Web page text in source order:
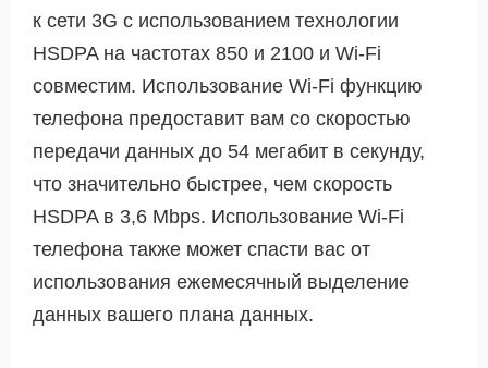
к сети 3G с использованием технологии
HSDPA на частотах 850 и 2100 и Wi-Fi
совместим. Использование Wi-Fi функцию
телефона предоставит вам со скоростью
передачи данных до 54 мегабит в секунду,
что значительно быстрее, чем скорость
HSDPA в 3,6 Mbps. Использование Wi-Fi
телефона также может спасти вас от
использования ежемесячный выделение
данных вашего плана данных.